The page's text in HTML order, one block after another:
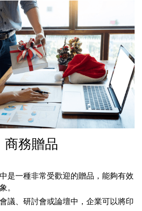
商務贈品
是一種非常受歡迎的贈品，能夠有效
。
議、研討會或論壇中，企業可以將印